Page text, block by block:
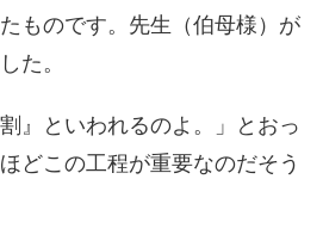
ものです。先生（伯母様）が
た。
』といわれるのよ。」とおっ
どこの工程が重要なのだそう